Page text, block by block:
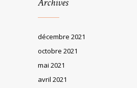
décembre 2021
octobre 2021
mai 2021
avril 2021